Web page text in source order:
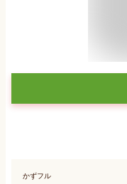
かずフル